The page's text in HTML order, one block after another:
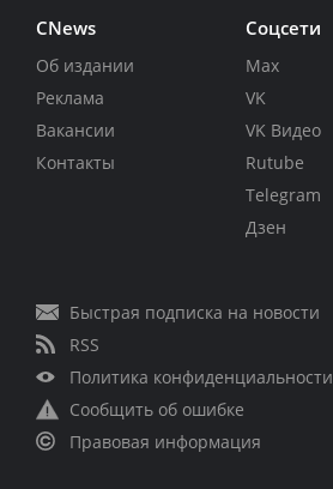
CNews
Об издании
Реклама
Вакансии
Контакты
Соцсети
Max
VK
VK Видео
Rutube
Telegram
Дзен
Быстрая подписка на новости
RSS
Политика конфиденциальности
Сообщить об ошибке
Правовая информация